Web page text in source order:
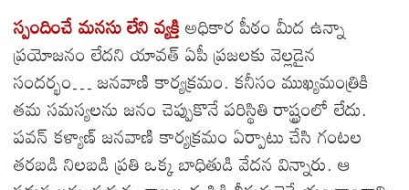
స్పందించే మనసు లేని వ్యక్తిఅధికార పీఠం మీద ఉన్నా
ప్రయోజనం లేదని యావత్ ఏపీ ప్రజలకు వెల్లడైన
సందర్భం… జనవాణి కార్యక్రమం. కనీసం ముఖ్యమంత్రికి
తమ సమస్యలను జనం చెప్పుకొనే పరిస్థితి రాష్ట్రంలో లేదు.
పవన్ కళ్యాణ్ జనవాణి కార్యక్రమం ఏర్పాటు చేసి గంటల
తరబడి నిలబడి ప్రతి ఒక్క బాధితుడి వేదన విన్నారు. ఆ